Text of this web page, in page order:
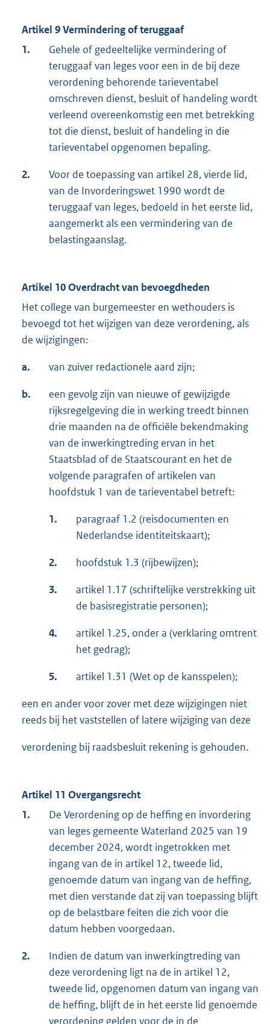
Artikel 9 Vermindering of teruggaaf
1.
Gehele of gedeeltelijke vermindering of
teruggaaf van leges voor een in de bij deze
verordening behorende tarieventabel
omschreven dienst, besluit of handeling wordt
verleend overeenkomstig een met betrekking
tot die dienst, besluit of handeling in die
tarieventabel opgenomen bepaling.
2.
Voor de toepassing van artikel 28, vierde lid,
van de Invorderingswet 1990 wordt de
teruggaaf van leges, bedoeld in het eerste lid,
aangemerkt als een vermindering van de
belastingaanslag.
Artikel 10 Overdracht van bevoegdheden
Het college van burgemeester en wethouders is
bevoegd tot het wijzigen van deze verordening, als
de wijzigingen:
a. van zuiver redactionele aard zijn;
b.
een gevolg zijn van nieuwe of gewijzigde
rijksregelgeving die in werking treedt binnen
drie maanden na de officiële bekendmaking
van de inwerkingtreding ervan in het
Staatsblad of de Staatscourant en het de
volgende paragrafen of artikelen van
hoofdstuk 1 van de tarieventabel betreft:
1.
paragraaf 1.2 (reisdocumenten en
Nederlandse identiteitskaart);
2. hoofdstuk 1.3 (rijbewijzen);
3.
artikel 1.17 (schriftelijke verstrekking uit
de basisregistratie personen);
4.
artikel 1.25, onder a (verklaring omtrent
het gedrag);
5. artikel 1.31 (Wet op de kansspelen);
een en ander voor zover met deze wijzigingen niet
reeds bij het vaststellen of latere wijziging van deze
verordening bij raadsbesluit rekening is gehouden.
Artikel 11 Overgangsrecht
1.
De Verordening op de heffing en invordering
van leges gemeente Waterland 2025 van 19
december 2024, wordt ingetrokken met
ingang van de in artikel 12, tweede lid,
genoemde datum van ingang van de heffing,
met dien verstande dat zij van toepassing blijft
op de belastbare feiten die zich voor die
datum hebben voorgedaan.
2.
Indien de datum van inwerkingtreding van
deze verordening ligt na de in artikel 12,
tweede lid, opgenomen datum van ingang van
de heffing, blijft de in het eerste lid genoemde
verordening gelden voor de in de